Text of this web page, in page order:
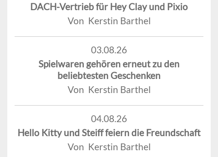
DACH-Vertrieb für Hey Clay und Pixio
Von Kerstin Barthel
03.08.26
Spielwaren gehören erneut zu den
beliebtesten Geschenken
Von Kerstin Barthel
04.08.26
Hello Kitty und Steiff feiern die Freundschaft
Von Kerstin Barthel